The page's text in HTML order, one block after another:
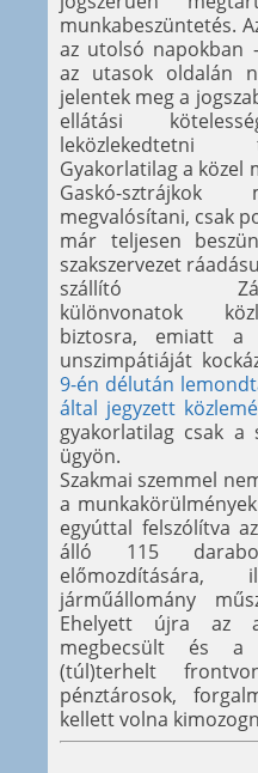
munkabeszüntetés.
az utolsó napokban
az utasok oldalán
jelentek meg a
ellátási
leközlekedtetni
Gyakorlatilag a közel
Gaskó-sztrájkok
megvalósítani, csak
már teljesen
szakszervezet
szállító
különvonatok
biztosra, emiatt a
unszimpátiáját
9-én délután
által jegyzett
gyakorlatilag csak a
ügyön.
Szakmai szemmel
a
egyúttal felszólítva az
álló 115 darabos
járműállomány
Ehelyett újra az
megbecsült és a
(túl)terhelt
pénztárosok,
kellett volna